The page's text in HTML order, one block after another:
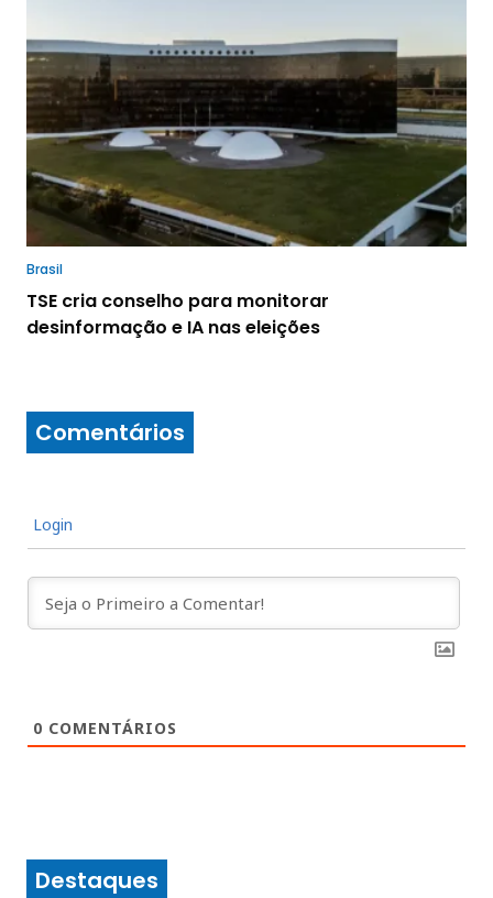
Brasil
TSE cria conselho para monitorar
desinformação e IA nas eleições
Comentários
Login
0 COMENTÁRIOS
Destaques